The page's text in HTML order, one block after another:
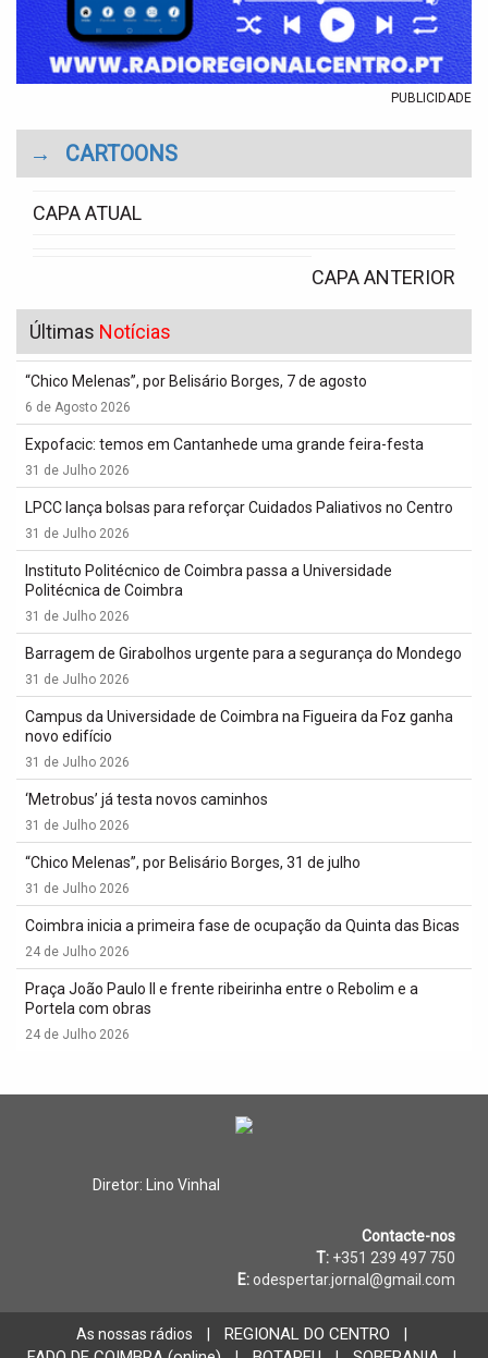
PUBLICIDADE
→ CARTOONS
CAPA ATUAL
CAPA ANTERIOR
Últimas Notícias
“Chico Melenas”, por Belisário Borges, 7 de agosto
6 de Agosto 2026
Expofacic: temos em Cantanhede uma grande feira-festa
31 de Julho 2026
LPCC lança bolsas para reforçar Cuidados Paliativos no Centro
31 de Julho 2026
Instituto Politécnico de Coimbra passa a Universidade
Politécnica de Coimbra
31 de Julho 2026
Barragem de Girabolhos urgente para a segurança do Mondego
31 de Julho 2026
Campus da Universidade de Coimbra na Figueira da Foz ganha
novo edifício
31 de Julho 2026
‘Metrobus’ já testa novos caminhos
31 de Julho 2026
“Chico Melenas”, por Belisário Borges, 31 de julho
31 de Julho 2026
Coimbra inicia a primeira fase de ocupação da Quinta das Bicas
24 de Julho 2026
Praça João Paulo II e frente ribeirinha entre o Rebolim e a
Portela com obras
24 de Julho 2026
Diretor: Lino Vinhal
Contacte-nos
T: +351 239 497 750
E: odespertar.jornal@gmail.com
As nossas rádios REGIONAL DO CENTRO